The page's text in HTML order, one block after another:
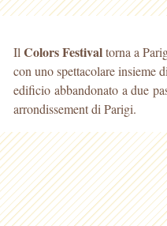
Il Colors Festivaltorna a
con uno spettacolare insieme
edificio abbandonato a due
arrondissement di Parigi.